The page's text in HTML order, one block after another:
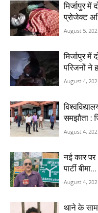
मिर्जापुर में
प्रोजेक्ट
August 5,
मिर्जापुर
परिजनों ने
August 4,
समझौता :
August 4,
नई कार
पार्टी बीमा...
August 4,
थाने के